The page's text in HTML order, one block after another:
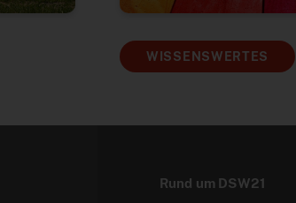
WISSENSWERTES
Rund um DSW21